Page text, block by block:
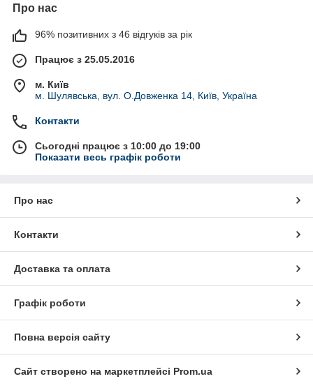
Про нас
96% позитивних з 46 відгуків за рік
Працює з 25.05.2016
м. Київ
м. Шулявська, вул. О.Довженка 14, Київ, Україна
Контакти
Сьогодні працює з 10:00 до 19:00
Показати весь графік роботи
Про нас
Контакти
Доставка та оплата
Графік роботи
Повна версія сайту
Сайт створено на маркетплейсі Prom.ua